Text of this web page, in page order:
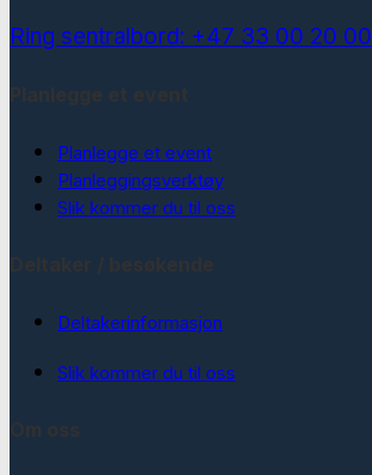
Ring sentralbord: +47 33 00 20 00
Planlegge et event
Planleggingsverktøy
Slik kommer du til oss
Deltakerinformasjon
Slik kommer du til oss